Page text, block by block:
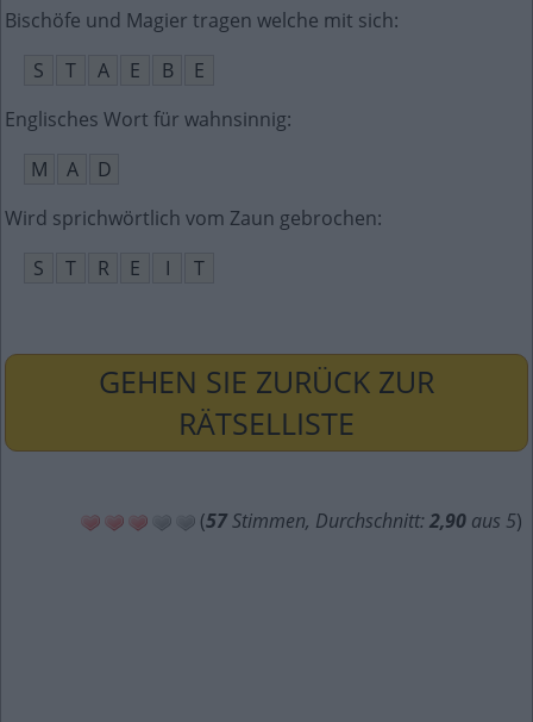
Bischöfe und Magier tragen welche mit sich:
S
T A E B
E
Englisches Wort für wahnsinnig:
M
A
D
Wird sprichwörtlich vom Zaun gebrochen:
S
T R E I T
GEHEN SIE ZURÜCK ZUR
RÄTSELLISTE
(57Stimmen, Durchschnitt: 2,90 aus 5)